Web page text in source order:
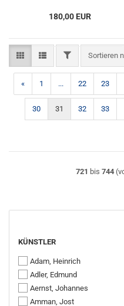
180,00 EUR
FILTERSortieren
Sortieren
« 1 ... 22 23
30 31 32 33
721 bis 744
KÜNSTLER
KÜNSTLER
Adam, Heinrich
Adler, Edmund
Aernst, Johannes
Amman, Jost